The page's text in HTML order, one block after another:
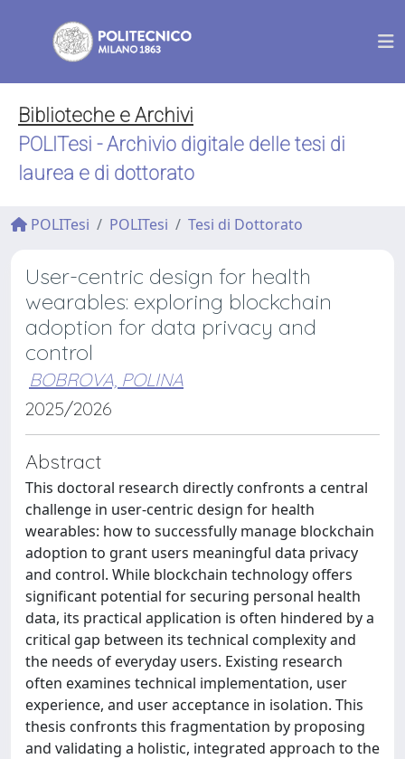
Biblioteche e Archivi
POLITesi - Archivio digitale delle tesi di
laurea e di dottorato
POLITesi POLITesi Tesi di Dottorato
User-centric design for health
wearables: exploring blockchain
adoption for data privacy and
control
BOBROVA, POLINA
2025/2026
Abstract
This doctoral research directly confronts a central
challenge in user-centric design for health
wearables: how to successfully manage blockchain
adoption to grant users meaningful data privacy
and control. While blockchain technology offers
significant potential for securing personal health
data, its practical application is often hindered by a
critical gap between its technical complexity and
the needs of everyday users. Existing research
often examines technical implementation, user
experience, and user acceptance in isolation. This
thesis confronts this fragmentation by proposing
and validating a holistic, integrated approach to the